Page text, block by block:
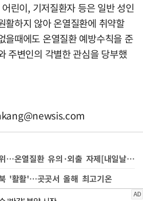
린이, 기저질환자 등은 일반 성인
활하지 않아 온열질환에 취약할
을때에도 온열질환 예방수칙을 준
주변인의 각별한 관심을 당부했
낮 최고 34도 불볕더위…온열질환 유의·외출 자제[내일날씨]
'활활'…곳곳서 올해 최고기온